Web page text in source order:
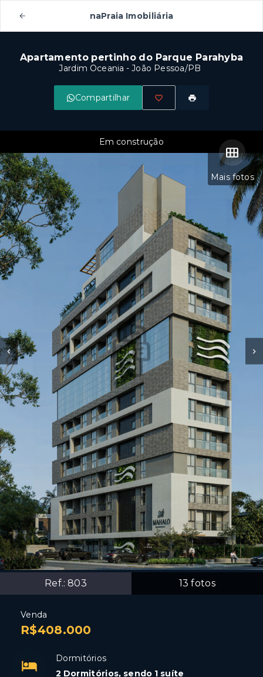
naPraia Imobiliária
Apartamento pertinho do Parque Parahyba
Jardim Oceania - João Pessoa/PB
Compartilhar
Mais fotos
Ref.:803 13 fotos
Em construção
Venda
R$408.000
Dormitórios
2 Dormitórios, sendo 1 suíte